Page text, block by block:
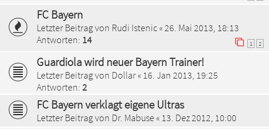
FC Bayern
Letzter Beitrag von Rudi Istenic« 26. Mai 2013, 18:13
Antworten: 14 1 2
Guardiola wird neuer Bayern Trainer!
Letzter Beitrag von Dollar« 16. Jan 2013, 19:25
Antworten: 2
FC Bayern verklagt eigene Ultras
Letzter Beitrag von Dr. Mabuse « 13. Dez 2012, 10:00